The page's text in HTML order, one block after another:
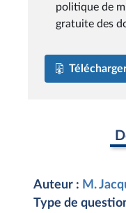
politique de
gratuite des
Auteur : M.
Type de